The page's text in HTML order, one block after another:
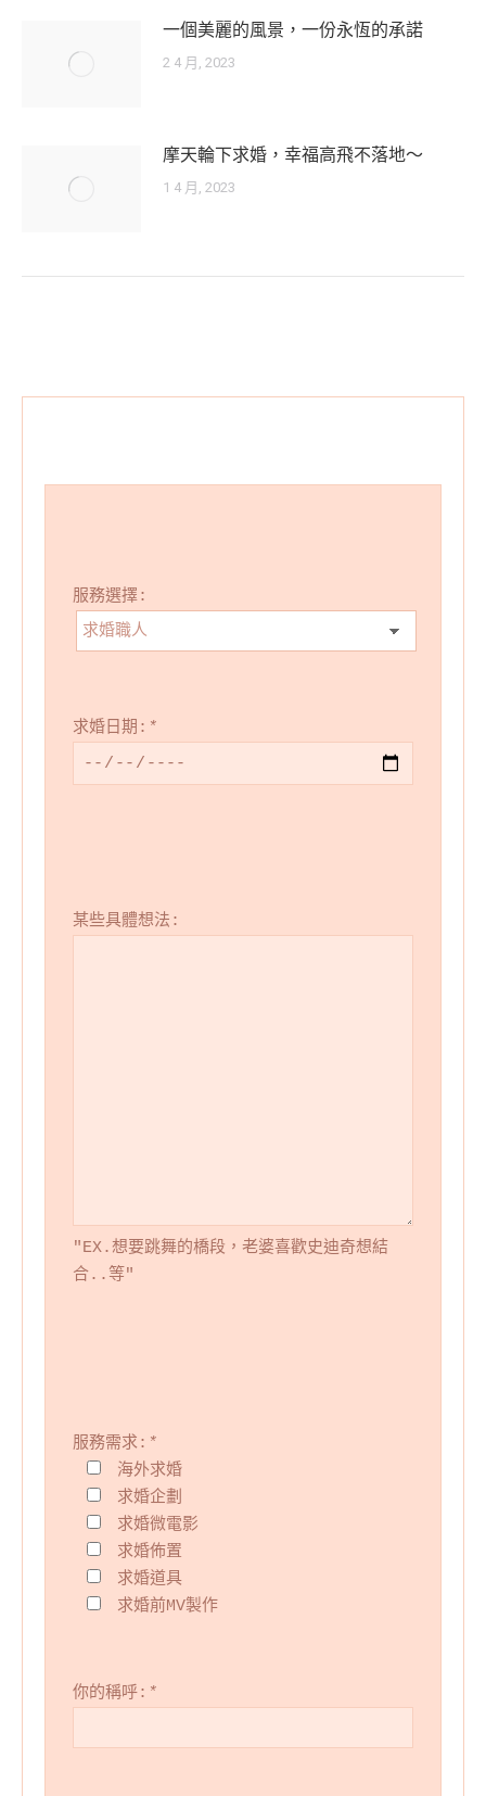
一個美麗的風景，一份永恆的承諾
2 4 月, 2023
摩天輪下求婚，幸福高飛不落地～
1 4 月, 2023
服務選擇:
求婚日期: *
某些具體想法:
"EX.想要跳舞的橋段，老婆喜歡史迪奇想結
合..等"
服務需求: *
海外求婚
求婚企劃
求婚微電影
求婚佈置
求婚道具
求婚前MV製作
你的稱呼: *